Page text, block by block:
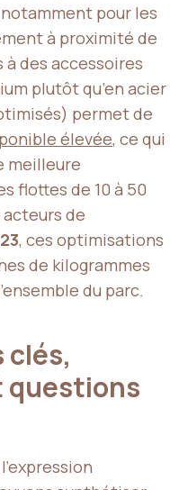
pour les
à proximité de
à des accessoires
plutôt qu’en acier
permet de
élevée, ce qui
meilleure
flottes de 10 à 50
de
, ces optimisations
de kilogrammes
du parc.
clés,
questions